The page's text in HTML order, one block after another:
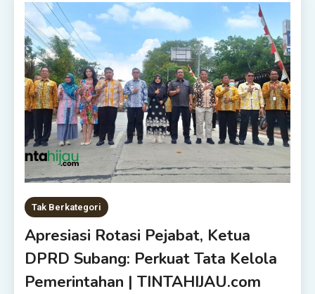
Tak Berkategori
Apresiasi Rotasi Pejabat, Ketua
DPRD Subang: Perkuat Tata Kelola
Pemerintahan | TINTAHIJAU.com